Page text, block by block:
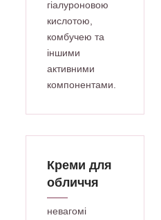
гіалуроновою
кислотою,
комбучею та
іншими
активними
компонентами.
Креми для
обличчя
невагомі